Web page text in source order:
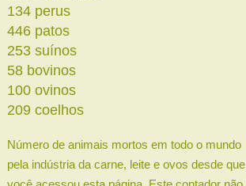
164 perus
544 patos
308 suínos
70 bovinos
122 ovinos
254 coelhos
Número de animais mortos em todo o mundo
pela indústria da carne, leite e ovos desde que